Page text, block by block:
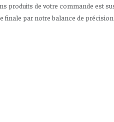
produits de votre commande est
finale par notre balance de précision.